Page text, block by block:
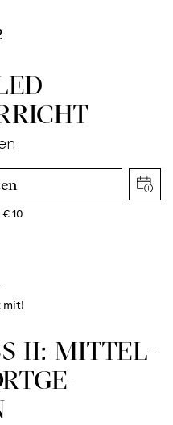
€10
mit!
II: MITTEL­